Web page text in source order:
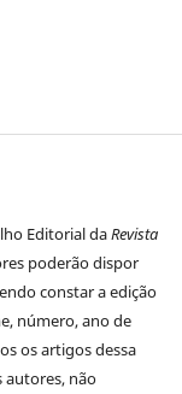
Editorial daRevista
poderão dispor
constar a edição
número, ano de
os artigos dessa
autores, não